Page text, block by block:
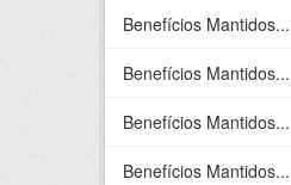
Benefícios Mantidos...
Benefícios Mantidos...
Benefícios Mantidos...
Benefícios Mantidos...